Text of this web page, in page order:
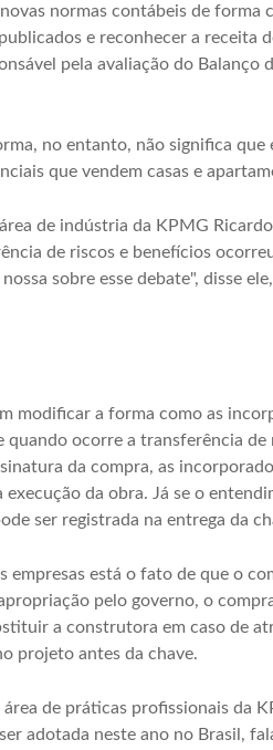
normas contábeis de
e reconhecer a receita
pela avaliação do Balanço
no entanto, não significa que
que vendem casas e
de indústria da KPMG
de riscos e benefícios
sobre esse debate", disse
modificar a forma como as
quando ocorre a transferência
da compra, as
da obra. Já se o
ser registrada na entrega da
empresas está o fato de que o
pelo governo, o
a construtora em caso de
projeto antes da chave.
de práticas profissionais da
ser adotada neste ano no Brasil,